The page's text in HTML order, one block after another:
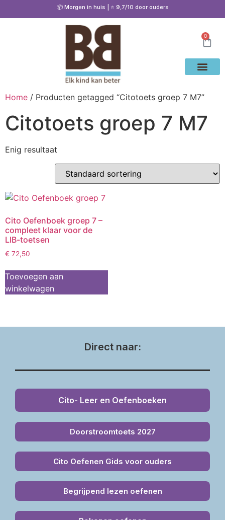
📦 Morgen in huis | ⭐ 9,7/10 door ouders
0
Home / Producten getagged “Citotoets groep 7 M7”
Citotoets groep 7 M7
Enig resultaat
Cito Oefenboek groep 7 –
compleet klaar voor de
LIB-toetsen
€ 72,50
Toevoegen aan
winkelwagen
Direct naar:
Cito- Leer en Oefenboeken
Doorstroomtoets 2027
Cito Oefenen Gids voor ouders
Begrijpend lezen oefenen